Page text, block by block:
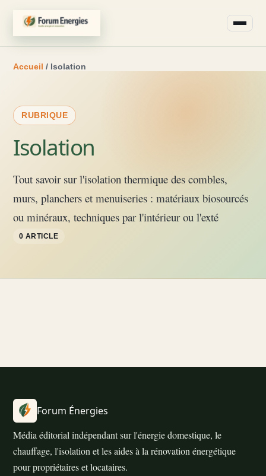
Accueil / Isolation
RUBRIQUE
Isolation
Tout savoir sur l'isolation thermique des combles,
murs, planchers et menuiseries : matériaux biosourcés
ou minéraux, techniques par l'intérieur ou l'exté
0 ARTICLE
Forum Énergies
Média éditorial indépendant sur l'énergie domestique, le
chauffage, l'isolation et les aides à la rénovation énergétique
pour propriétaires et locataires.